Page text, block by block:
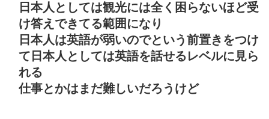
日本人としては観光には全く困らないほど受
け答えできてる範囲になり
日本人は英語が弱いのでという前置きをつけ
て日本人としては英語を話せるレベルに見ら
れる
仕事とかはまだ難しいだろうけど